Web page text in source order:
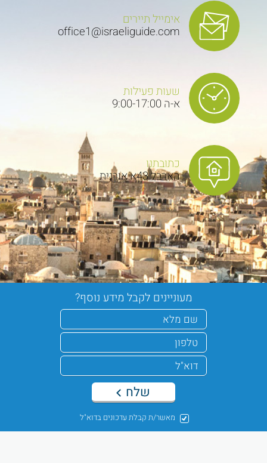
אימייל תיירים
office1@israeliguide.com
שעות פעילות
א-ה 9:00-17:00
כתובתנו
הארבל 43א אורנית
מעוניינים לקבל מידע נוסף?
מאשר/ת קבלת עדכונים בדוא"ל
שלח